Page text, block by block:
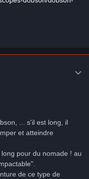
... s'il est long, il
et atteindre
pour du nomade ! au
de ce type de